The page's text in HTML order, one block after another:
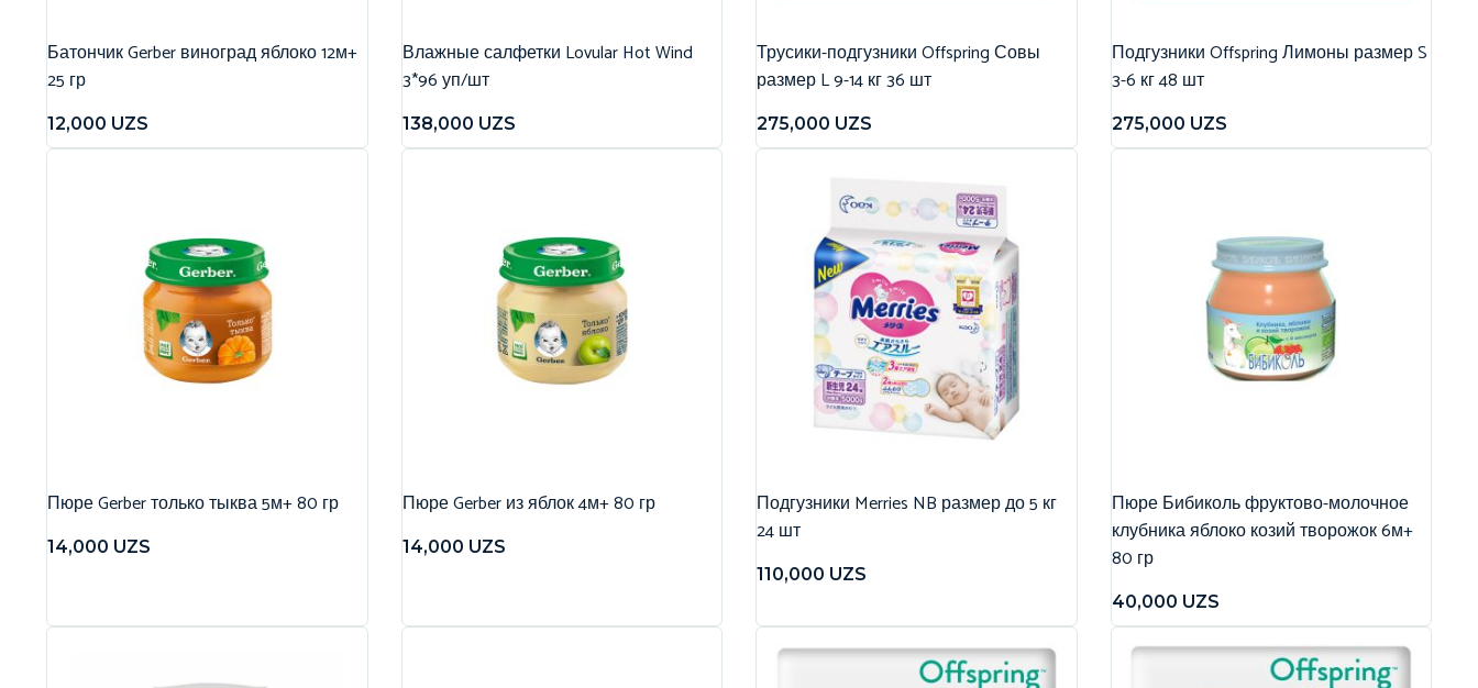
Батончик Gerber виноград яблоко 12м+
25 гр
12,000 UZS
Влажные салфетки Lovular Hot Wind
3*96 уп/шт
138,000 UZS
Трусики-подгузники Offspring Совы
размер L 9-14 кг 36 шт
275,000 UZS
Подгузники Offspring Лимоны размер S
3-6 кг 48 шт
275,000 UZS
Пюре Gerber только тыква 5м+ 80 гр
14,000 UZS
Пюре Gerber из яблок 4м+ 80 гр
14,000 UZS
Подгузники Merries NB размер до 5 кг
24 шт
110,000 UZS
Пюре Бибиколь фруктово-молочное
клубника яблоко козий творожок 6м+
80 гр
40,000 UZS